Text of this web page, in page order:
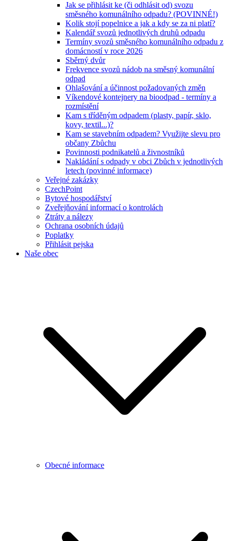
Jak se přihlásit ke (či odhlásit od) svozu
směsného komunálního odpadu? (POVINNÉ!)
Kolik stojí popelnice a jak a kdy se za ni platí?
Kalendář svozů jednotlivých druhů odpadu
Termíny svozů směsného komunálního odpadu z
domácností v roce 2026
Sběrný dvůr
Frekvence svozů nádob na směsný komunální
odpad
Ohlašování a účinnost požadovaných změn
Víkendové kontejnery na bioodpad - termíny a
rozmístění
Kam s tříděným odpadem (plasty, papír, sklo,
kovy, textil...)?
Kam se stavebním odpadem? Využijte slevu pro
občany Zbůchu
Povinnosti podnikatelů a živnostníků
Nakládání s odpady v obci Zbůch v jednotlivých
letech (povinné informace)
Veřejné zakázky
CzechPoint
Bytové hospodářství
Zveřejňování informací o kontrolách
Ztráty a nálezy
Ochrana osobních údajů
Poplatky
Přihlásit pejska
Naše obec
Obecné informace